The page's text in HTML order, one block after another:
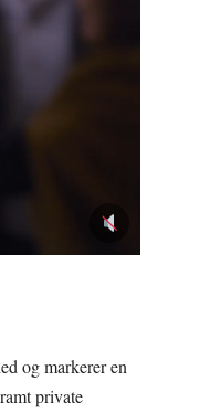
og markerer en
private